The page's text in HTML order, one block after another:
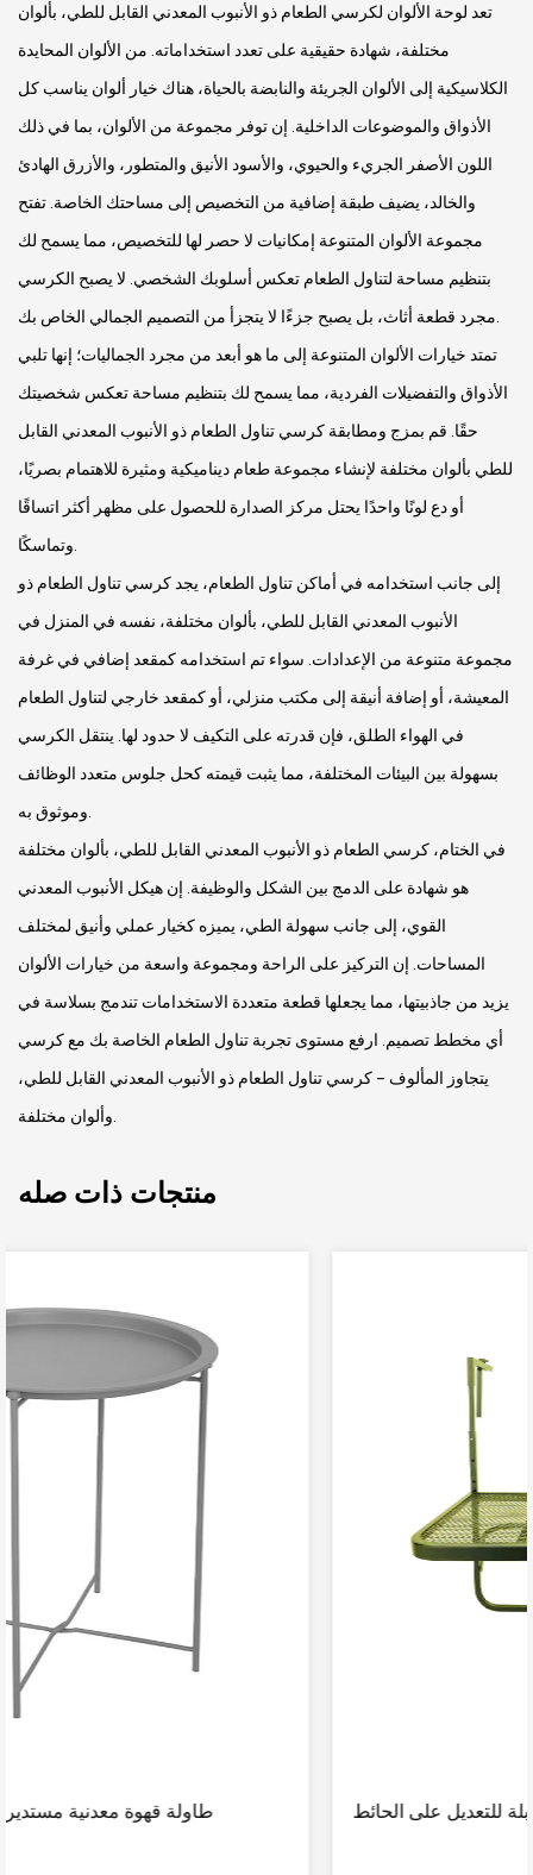
تعد لوحة الألوان لكرسي الطعام ذو الأنبوب المعدني القابل للطي، بألوان
مختلفة، شهادة حقيقية على تعدد استخداماته. من الألوان المحايدة
الكلاسيكية إلى الألوان الجريئة والنابضة بالحياة، هناك خيار ألوان يناسب كل
الأذواق والموضوعات الداخلية. إن توفر مجموعة من الألوان، بما في ذلك
اللون الأصفر الجريء والحيوي، والأسود الأنيق والمتطور، والأزرق الهادئ
والخالد، يضيف طبقة إضافية من التخصيص إلى مساحتك الخاصة. تفتح
مجموعة الألوان المتنوعة إمكانيات لا حصر لها للتخصيص، مما يسمح لك
بتنظيم مساحة لتناول الطعام تعكس أسلوبك الشخصي. لا يصبح الكرسي
تمتد خيارات الألوان المتنوعة إلى ما هو أبعد من مجرد الجماليات؛ إنها تلبي
الأذواق والتفضيلات الفردية، مما يسمح لك بتنظيم مساحة تعكس شخصيتك
حقًا. قم بمزج ومطابقة كرسي تناول الطعام ذو الأنبوب المعدني القابل
للطي بألوان مختلفة لإنشاء مجموعة طعام ديناميكية ومثيرة للاهتمام بصريًا،
أو دع لونًا واحدًا يحتل مركز الصدارة للحصول على مظهر أكثر اتساقًا
إلى جانب استخدامه في أماكن تناول الطعام، يجد كرسي تناول الطعام ذو
الأنبوب المعدني القابل للطي، بألوان مختلفة، نفسه في المنزل في
مجموعة متنوعة من الإعدادات. سواء تم استخدامه كمقعد إضافي في غرفة
المعيشة، أو إضافة أنيقة إلى مكتب منزلي، أو كمقعد خارجي لتناول الطعام
في الهواء الطلق، فإن قدرته على التكيف لا حدود لها. ينتقل الكرسي
بسهولة بين البيئات المختلفة، مما يثبت قيمته كحل جلوس متعدد الوظائف
في الختام، كرسي الطعام ذو الأنبوب المعدني القابل للطي، بألوان مختلفة
هو شهادة على الدمج بين الشكل والوظيفة. إن هيكل الأنبوب المعدني
القوي، إلى جانب سهولة الطي، يميزه كخيار عملي وأنيق لمختلف
المساحات. إن التركيز على الراحة ومجموعة واسعة من خيارات الألوان
يزيد من جاذبيتها، مما يجعلها قطعة متعددة الاستخدامات تندمج بسلاسة في
أي مخطط تصميم. ارفع مستوى تجربة تناول الطعام الخاصة بك مع كرسي
يتجاوز المألوف - كرسي تناول الطعام ذو الأنبوب المعدني القابل للطي،
منتجات ذات صله
طاولة معلقة للشرفة قابلة للطي وقابلة للتعديل على الحائط